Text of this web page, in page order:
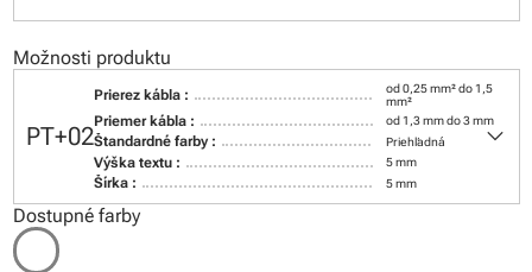
Možnosti produktu
PT+02
Prierez kábla :
od 0,25 mm² do 1,5
mm²
Priemer kábla : od 1,3 mm do 3 mm
Štandardné farby : Priehľadná
Výška textu : 5 mm
Šírka : 5 mm
keyboard_arrow_down
Dostupné farby